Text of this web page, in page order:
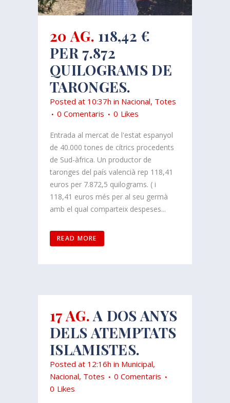
20 AG. 118,42 €
PER 7.872
QUILOGRAMS DE
TARONGES.
Posted at 10:37h in Nacional, Totes
0 Comentaris
0 Likes
Entrada al mercat de l'estat espanyol
de 40.000 tones de cítrics procedents
de Sud-àfrica. Un productor de
taronges del país valencià rep 118,41
euros per 7.872,5 quilograms. ( i
118,41 euros més per al seu germà
amb el qual comparteix despeses...
READ MORE
17 AG.A DOS ANYS
DELS ATEMPTATS
ISLAMISTES.
Posted at 12:16h in Municipal,
Nacional, Totes
0 Comentaris
0 Likes